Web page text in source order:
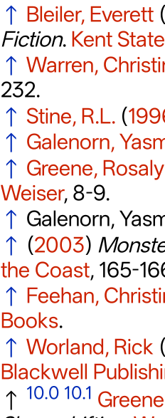
↑ Bleiler, Everett
Fiction. Kent
↑ Warren,
232.
↑ Stine, R.L.(
↑ Galenorn,
↑ Greene,
Weiser, 8-9.
↑ Galenorn,
↑ (2003)
the Coast, 165-
↑ Feehan,
Books.
↑ Worland, Rick
Blackwell
↑ 10.0 10.1